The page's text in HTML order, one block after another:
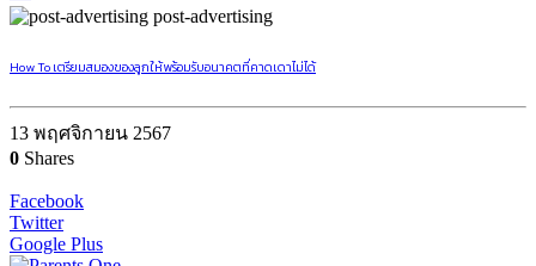
post-advertising
How To เตรียมสมองของลูกให้พร้อมรับอนาคตที่คาดเดาไม่ได้
13 พฤศจิกายน 2567
0 Shares
Facebook
Twitter
Google Plus